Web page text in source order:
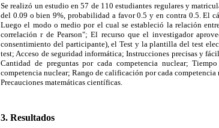
Se realizó un estudio en 57 de 110 estudiantes regulares y
del 0.09 o bien 9%, probabilidad a favor 0.5 y en contra 0.5. El
Luego el modo o medio por el cual se estableció la relación
correlación r de Pearson"; El recurso que el investigador
consentimiento del participante), el Test y la plantilla del test
test; Acceso de seguridad informática; Instrucciones precisas y
Cantidad de preguntas por cada competencia nuclear;
competencia nuclear; Rango de calificación por cada
Precauciones matemáticas científicas.
3. Resultados